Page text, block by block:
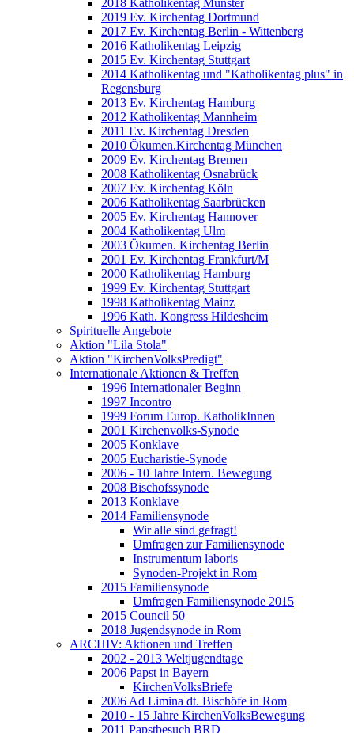
2018 Katholikentag Münster
2019 Ev. Kirchentag Dortmund
2017 Ev. Kirchentag Berlin - Wittenberg
2016 Katholikentag Leipzig
2015 Ev. Kirchentag Stuttgart
2014 Katholikentag und "Katholikentag plus" in
Regensburg
2013 Ev. Kirchentag Hamburg
2012 Katholikentag Mannheim
2011 Ev. Kirchentag Dresden
2010 Ökumen.Kirchentag München
2009 Ev. Kirchentag Bremen
2008 Katholikentag Osnabrück
2007 Ev. Kirchentag Köln
2006 Katholikentag Saarbrücken
2005 Ev. Kirchentag Hannover
2004 Katholikentag Ulm
2003 Ökumen. Kirchentag Berlin
2001 Ev. Kirchentag Frankfurt/M
2000 Katholikentag Hamburg
1999 Ev. Kirchentag Stuttgart
1998 Katholikentag Mainz
1996 Kath. Kongress Hildesheim
Spirituelle Angebote
Aktion "Lila Stola"
Aktion "KirchenVolksPredigt"
Internationale Aktionen & Treffen
1996 Internationaler Beginn
1997 Incontro
1999 Forum Europ. KatholikInnen
2001 Kirchenvolks-Synode
2005 Konklave
2005 Eucharistie-Synode
2006 - 10 Jahre Intern. Bewegung
2008 Bischofssynode
2013 Konklave
2014 Familiensynode
Wir alle sind gefragt!
Umfragen zur Familiensynode
Instrumentum laboris
Synoden-Projekt in Rom
2015 Familiensynode
Umfragen Familiensynode 2015
2015 Council 50
2018 Jugendsynode in Rom
ARCHIV: Aktionen und Treffen
2002 - 2013 Weltjugendtage
2006 Papst in Bayern
KirchenVolksBriefe
2006 Ad Limina dt. Bischöfe in Rom
2010 - 15 Jahre KirchenVolksBewegung
2011 Papstbesuch BRD